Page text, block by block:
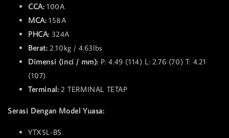
CCA:100A
MCA:158A
PHCA: 324A
Berat:2.10kg / 4.63lbs
Dimensi (inci / mm): P: 4.49 (114) L: 2.76 (70) T: 4.21
(107)
Terminal:2 TERMINAL TETAP
Serasi Dengan Model Yuasa:
YTX5L-BS